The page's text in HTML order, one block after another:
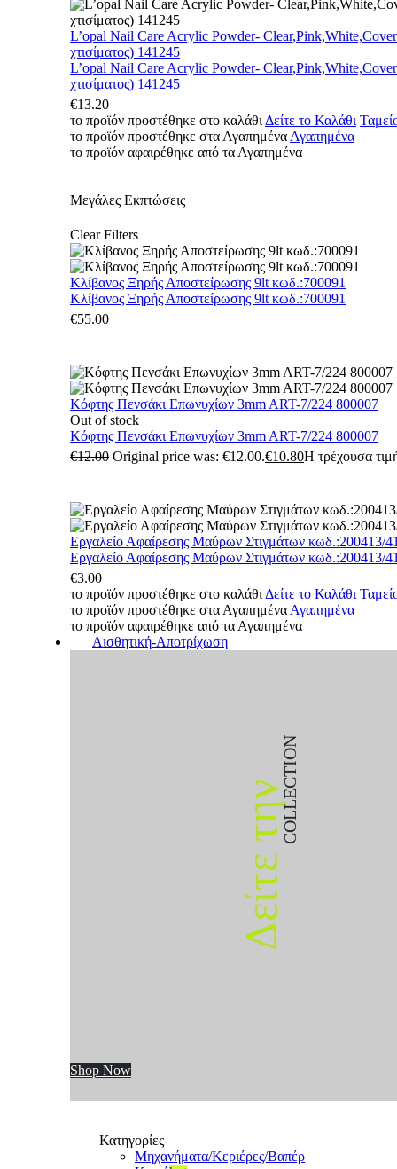
L’opal Nail Care Acrylic Powder-
χτισίματος) 141245
L’opal Nail Care Acrylic Powder-
χτισίματος) 141245
€13.20
το προϊόν προστέθηκε στο καλάθι Δείτε το Καλάθι
το προϊόν προστέθηκε στα Αγαπημένα Αγαπημένα
το προϊόν αφαιρέθηκε από τα Αγαπημένα
Μεγάλες Εκπτώσεις
Clear Filters
Κλίβανος Ξηρής Αποστείρωσης 9lt κωδ.:700091
Κλίβανος Ξηρής Αποστείρωσης 9lt κωδ.:700091
€55.00
Κόφτης Πενσάκι Επωνυχίων 3mm ART-7/224 800007
Out of stock
Κόφτης Πενσάκι Επωνυχίων 3mm ART-7/224 800007
€12.00 Original price was: €12.00.€10.80Η τρέχουσα
Εργαλείο Αφαίρεσης Μαύρων Στιγμάτων κωδ.:200413/
Εργαλείο Αφαίρεσης Μαύρων Στιγμάτων κωδ.:200413/
€3.00
το προϊόν προστέθηκε στο καλάθι Δείτε το Καλάθι
το προϊόν προστέθηκε στα Αγαπημένα Αγαπημένα
το προϊόν αφαιρέθηκε από τα Αγαπημένα
Αισθητική-Αποτρίχωση
Δείτε τηνCOLLECTION
Shop Now
Κατηγορίες
Μηχανήματα/Κεριέρες/Βαπέρ